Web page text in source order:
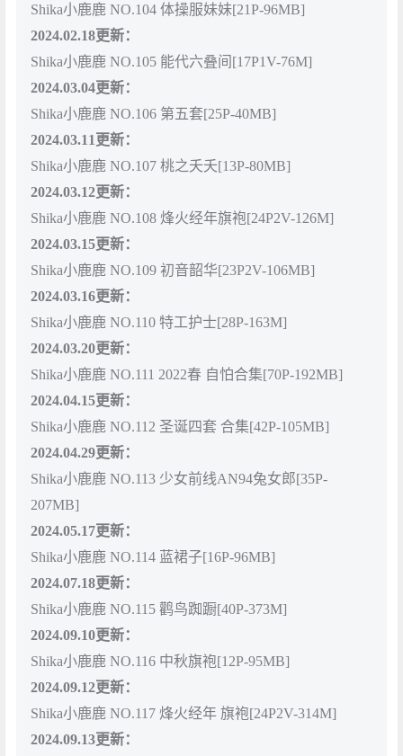
Shika小鹿鹿 NO.104 体操服妹妹[21P-96MB]
2024.02.18更新：
Shika小鹿鹿 NO.105 能代六叠间[17P1V-76M]
2024.03.04更新：
Shika小鹿鹿 NO.106 第五套[25P-40MB]
2024.03.11更新：
Shika小鹿鹿 NO.107 桃之夭夭[13P-80MB]
2024.03.12更新：
Shika小鹿鹿 NO.108 烽火经年旗袍[24P2V-126M]
2024.03.15更新：
Shika小鹿鹿 NO.109 初音韶华[23P2V-106MB]
2024.03.16更新：
Shika小鹿鹿 NO.110 特工护士[28P-163M]
2024.03.20更新：
Shika小鹿鹿 NO.111 2022春 自怕合集[70P-192MB]
2024.04.15更新：
Shika小鹿鹿 NO.112 圣诞四套 合集[42P-105MB]
2024.04.29更新：
Shika小鹿鹿 NO.113 少女前线AN94兔女郎[35P-
207MB]
2024.05.17更新：
Shika小鹿鹿 NO.114 蓝裙子[16P-96MB]
2024.07.18更新：
Shika小鹿鹿 NO.115 鹳鸟踟蹰[40P-373M]
2024.09.10更新：
Shika小鹿鹿 NO.116 中秋旗袍[12P-95MB]
2024.09.12更新：
Shika小鹿鹿 NO.117 烽火经年 旗袍[24P2V-314M]
2024.09.13更新：